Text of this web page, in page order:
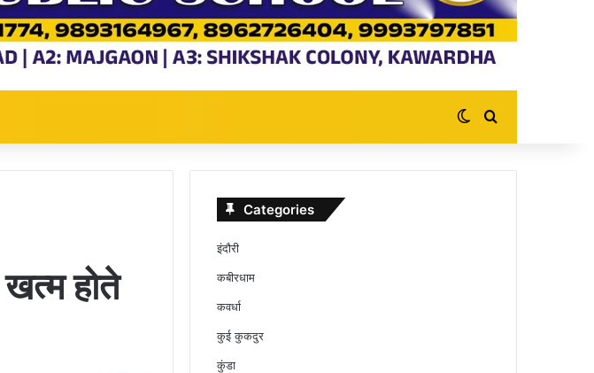
Switch skin
Search for
होते
Categories
इंदौरी
कबीरधाम
कवर्धा
कुई कुकदुर
कुंडा